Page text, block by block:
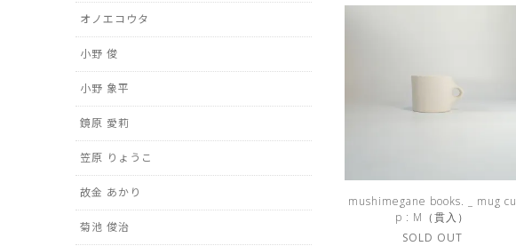
mushimegane books. _ mug cu
p : M（貫入）
SOLD OUT
オノエコウタ
小野 俊
小野 象平
鏡原 愛莉
笠原 りょうこ
故金 あかり
菊池 俊治